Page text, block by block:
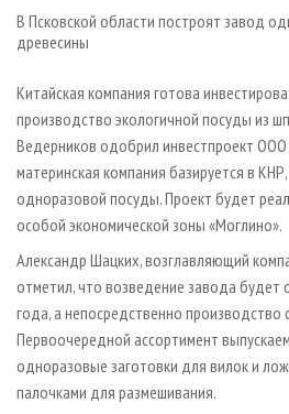
В Псковской области построят завод
древесины
Китайская компания готова
производство экологичной посуды из
Ведерников одобрил инвестпроект ООО
материнская компания базируется в
одноразовой посуды. Проект будет
особой экономической зоны «Моглино».
Александр Шацких, возглавляющий
отметил, что возведение завода будет
года, а непосредственно производство
Первоочередной ассортимент
одноразовые заготовки для вилок и
палочками для размешивания.